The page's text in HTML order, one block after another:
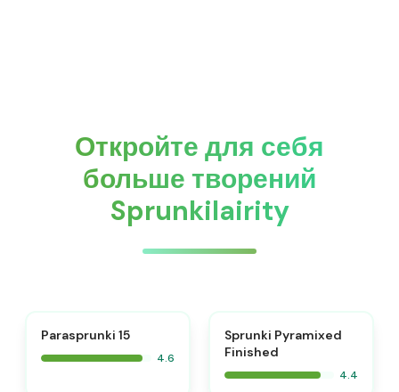
Откройте для себя
больше творений
Sprunkilairity
Parasprunki 15
4.6
Sprunki Pyramixed
Finished
4.4